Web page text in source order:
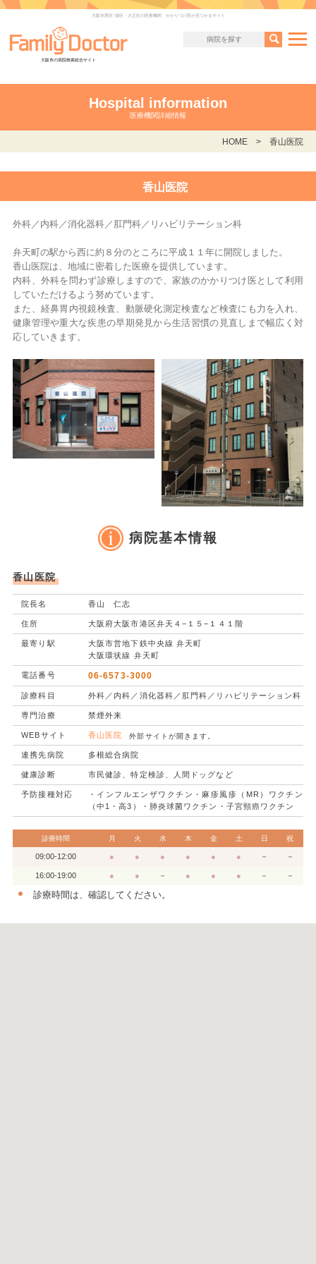
大阪市西区･港区・大正区の医療機関 かかりつけ医が見つかるサイト
大阪市の病院検索総合サイト
Hospital information
医療機関詳細情報
HOME 香山医院
香山医院
外科／内科／消化器科／肛門科／リハビリテーション科
弁天町の駅から西に約８分のところに平成１１年に開院しました。
香山医院は、地域に密着した医療を提供しています。
内科、外科を問わず診療しますので、家族のかかりつけ医として利用
していただけるよう努めています。
また、経鼻胃内視鏡検査、動脈硬化測定検査など検査にも力を入れ、
健康管理や重大な疾患の早期発見から生活習慣の見直しまで幅広く対
応していきます。
病院基本情報
香山医院
院長名 香山 仁志
住所 大阪府大阪市港区弁天４−１５−１４１階
最寄り駅
大阪市営地下鉄中央線 弁天町
大阪環状線 弁天町
電話番号 06-6573-3000
診療科目 外科／内科／消化器科／肛門科／リハビリテーション科
専門治療 禁煙外来
WEBサイト 香山医院 外部サイトが開きます。
連携先病院 多根総合病院
健康診断 市民健診、特定検診、人間ドッグなど
予防接種対応
・インフルエンザワクチン・麻疹風疹（MR）ワクチン
（中1・高3）・肺炎球菌ワクチン・子宮頸癌ワクチン
診療時間 月 火 水 木 金 土 日 祝
09:00-12:00 ● ● ● ● ● ● － －
16:00-19:00 ● ● － ● ● ● － －
診療時間は、確認してください。